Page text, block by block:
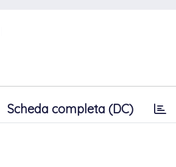
Scheda completa (DC)